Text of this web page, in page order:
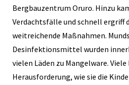
Bergbauzentrum Oruro. Hinzu
Verdachtsfälle und schnell ergriff
weitreichende Maßnahmen.
Desinfektionsmittel wurden
vielen Läden zu Mangelware.
Herausforderung, wie sie die